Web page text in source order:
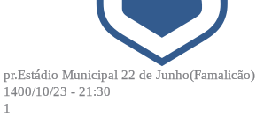
pr.Estádio Municipal 22 de Junho(Famalicão)
1400/10/23 - 21:30
1